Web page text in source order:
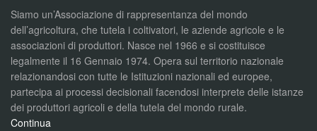
Siamo un’Associazione di rappresentanza del mondo
dell’agricoltura, che tutela i coltivatori, le aziende agricole e le
associazioni di produttori. Nasce nel 1966 e si costituisce
legalmente il 16 Gennaio 1974. Opera sul territorio nazionale
relazionandosi con tutte le Istituzioni nazionali ed europee,
partecipa ai processi decisionali facendosi interprete delle istanze
dei produttori agricoli e della tutela del mondo rurale.
Continua